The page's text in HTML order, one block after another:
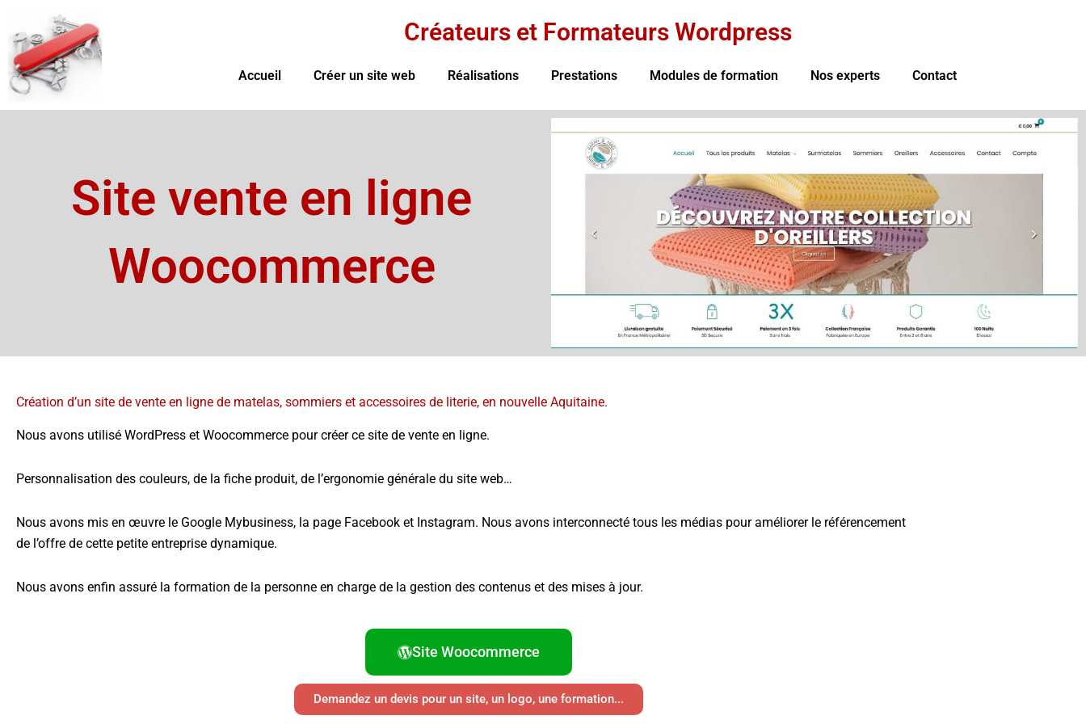
contenu
Créateurs et Formateurs Wordpress
Accueil Créer un site web Réalisations Prestations Modules de formation Nos experts Contact
Site vente en ligne
Woocommerce
Création d’un site de vente en ligne de matelas, sommiers et accessoires de literie, en nouvelle Aquitaine.
Nous avons utilisé WordPress et Woocommerce pour créer ce site de vente en ligne.
Personnalisation des couleurs, de la fiche produit, de l’ergonomie générale du site web…
Nous avons mis en œuvre le Google Mybusiness, la page Facebook et Instagram. Nous avons interconnecté tous les médias pour améliorer le référencement
de l’offre de cette petite entreprise dynamique.
Nous avons enfin assuré la formation de la personne en charge de la gestion des contenus et des mises à jour.
Site Woocommerce
Demandez un devis pour un site, un logo, une formation...